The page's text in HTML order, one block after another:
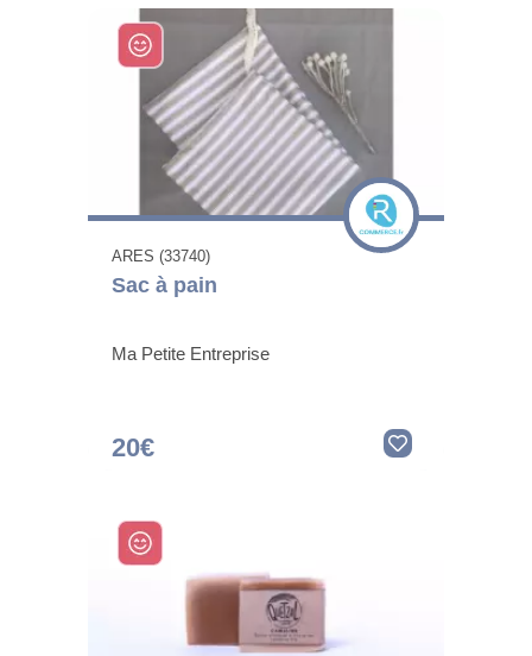
ARES (33740)
Sac à pain
Ma Petite Entreprise
20€